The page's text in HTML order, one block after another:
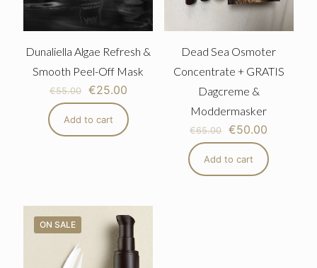
Dunaliella Algae Refresh &
Smooth Peel-Off Mask
€55.00 €25.00
Add to cart
Dead Sea Osmoter
Concentrate + GRATIS
Dagcreme &
Moddermasker
€65.00 €50.00
Add to cart
ON SALE